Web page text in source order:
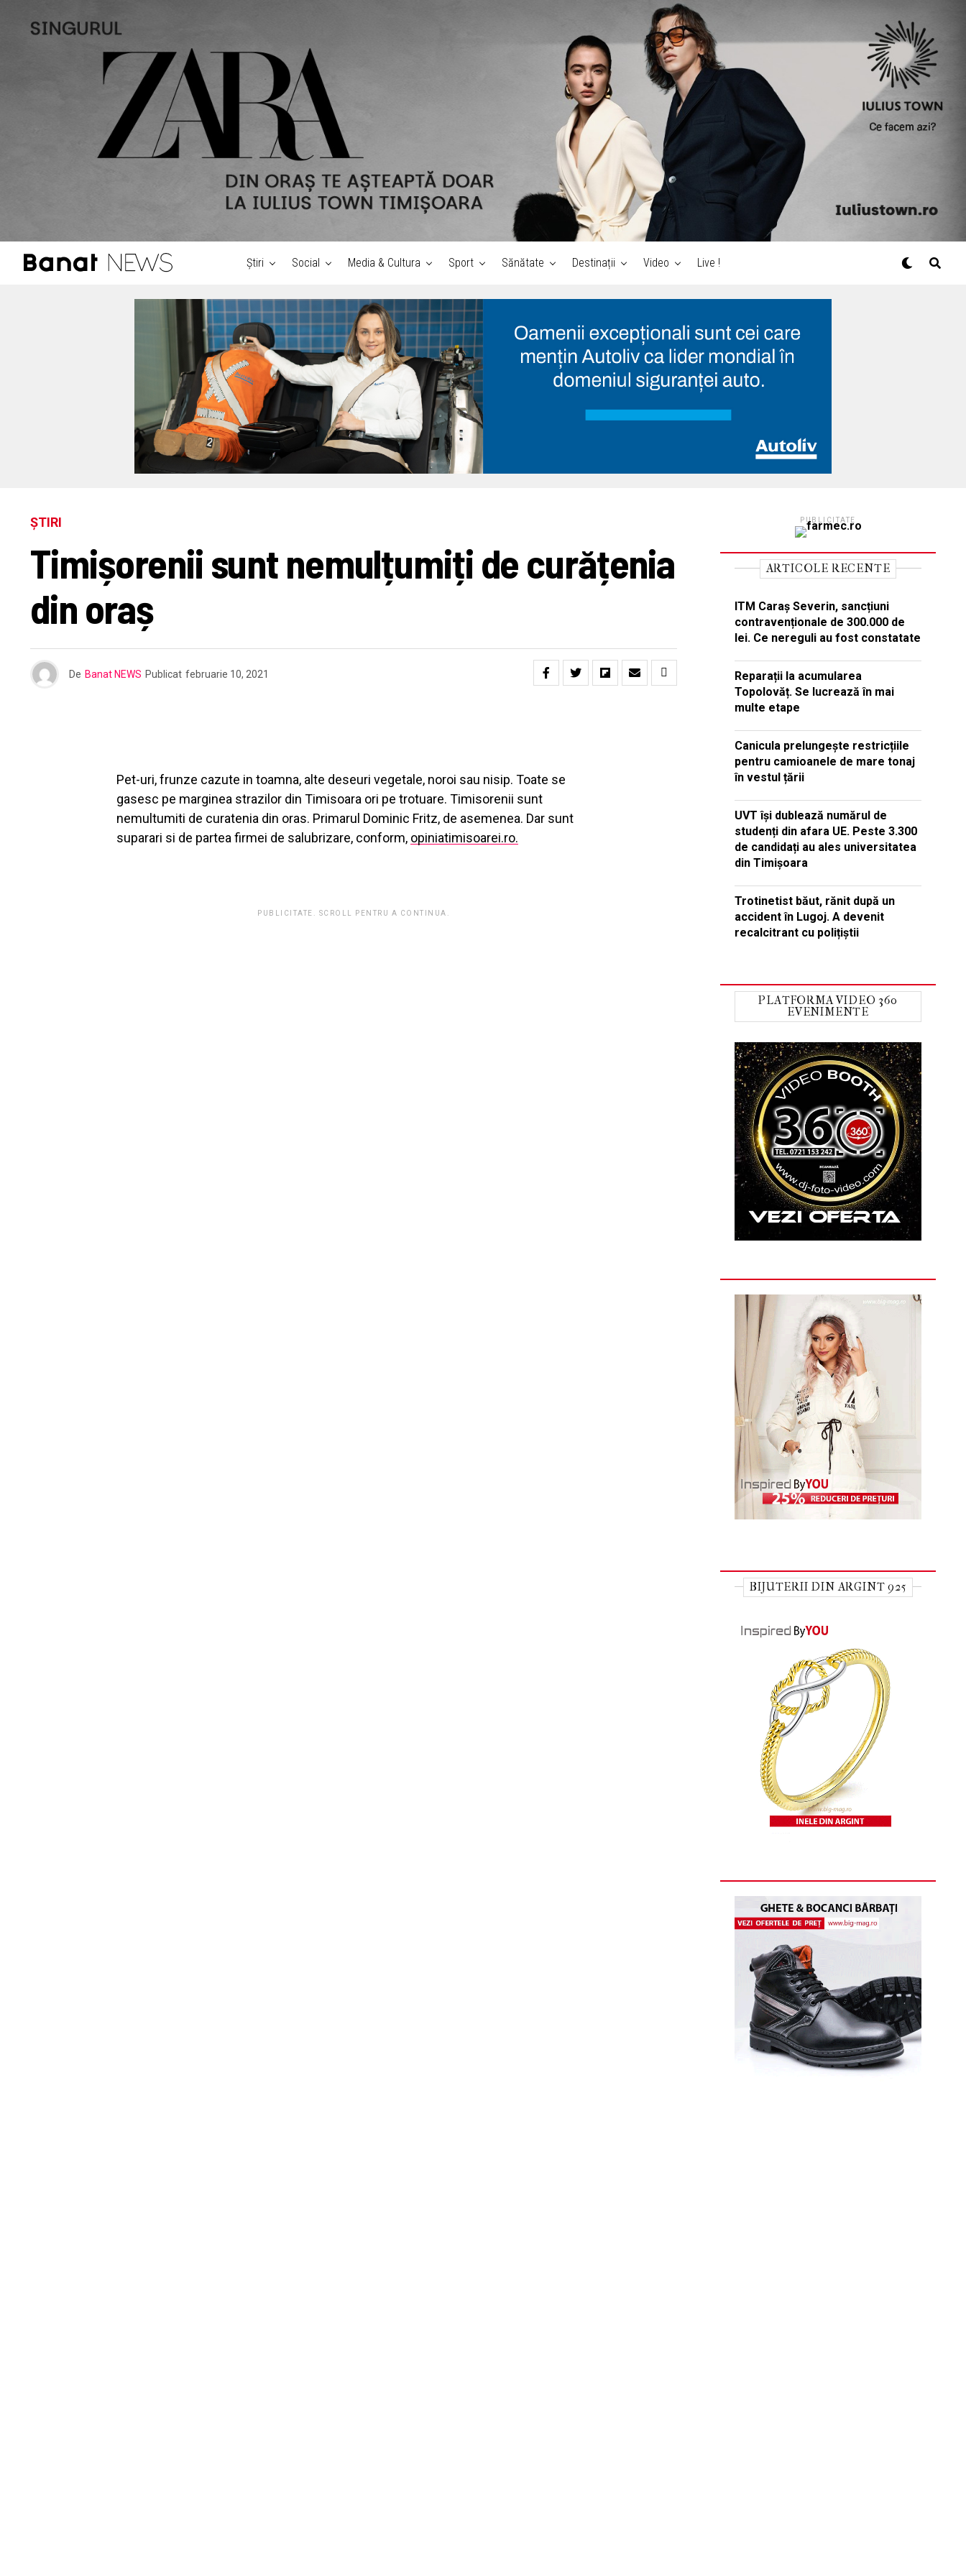
Știri Social Media & Cultura Sport Sănătate Destinații Video Live !
ȘTIRI
Timișorenii sunt nemulțumiți de curățenia
din oraș
De Banat NEWS Publicat februarie 10, 2021
Pet-uri, frunze cazute in toamna, alte deseuri vegetale, noroi sau nisip. Toate se
gasesc pe marginea strazilor din Timisoara ori pe trotuare. Timisorenii sunt
nemultumiti de curatenia din oras. Primarul Dominic Fritz, de asemenea. Dar sunt
suparari si de partea firmei de salubrizare, conform, opiniatimisoarei.ro.
PUBLICITATE. SCROLL PENTRU A CONTINUA.
PUBLICITATE
ARTICOLE RECENTE
ITM Caraș Severin, sancțiuni
contravenționale de 300.000 de
lei. Ce nereguli au fost constatate
Reparații la acumularea
Topolovăț. Se lucrează în mai
multe etape
Canicula prelungește restricțiile
pentru camioanele de mare tonaj
în vestul țării
UVT își dublează numărul de
studenți din afara UE. Peste 3.300
de candidați au ales universitatea
din Timișoara
Trotinetist băut, rănit după un
accident în Lugoj. A devenit
recalcitrant cu polițiștii
PLATFORMA VIDEO 360
EVENIMENTE
BIJUTERII DIN ARGINT 925